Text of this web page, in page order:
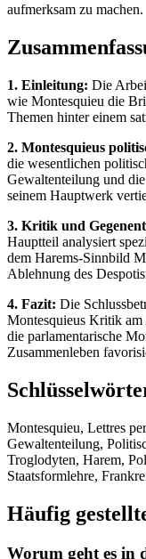
aufmerksam zu machen.
1. Einleitung: Die
wie Montesquieu die
Themen hinter einem
2. Montesquieus
die wesentlichen
Gewaltenteilung und
seinem Hauptwerk
3. Kritik und
Hauptteil analysiert
dem Harems-Sinnbild
Ablehnung des
4. Fazit: Die
Montesquieus Kritik am
die parlamentarische
Zusammenleben
Montesquieu, Lettres
Gewaltenteilung,
Troglodyten, Harem,
Staatsformlehre,
Häufig
Worum geht es in